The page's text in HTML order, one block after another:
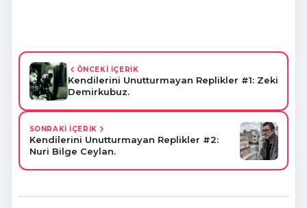
ÖNCEKİ İÇERİK
Kendilerini Unutturmayan Replikler #1: Zeki
Demirkubuz.
SONRAKİ İÇERİK
Kendilerini Unutturmayan Replikler #2:
Nuri Bilge Ceylan.